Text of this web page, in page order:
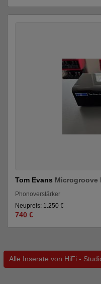
Tom Evans Microgroove
Phonoverstärker
Neupreis: 1.250 €
740 €
Alle Inserate von HiFi -